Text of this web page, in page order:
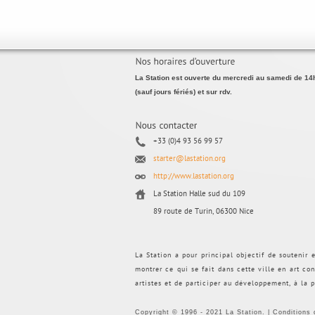
La Station est ouverte du mercredi au samedi de
(sauf jours fériés) et sur rdv.
+33 (0)4 93 56 99 57
starter@lastation.org
http://www.lastation.org
La Station Halle sud du 109
89 route de Turin, 06300 Nice
La Station a pour principal objectif de soutenir
montrer ce qui se fait dans cette ville en art
artistes et de participer au développement, à
Copyright © 1996 - 2021 La Station. | Conditions